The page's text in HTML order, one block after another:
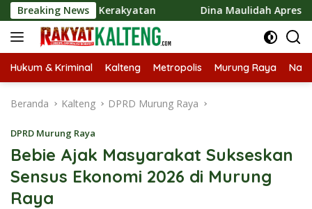
Langsung
ke
konten
Breaking News
Kerakyatan Dina Maulidah Apresiasi
Hukum & Kriminal Kalteng Metropolis Murung Raya
Beranda Kalteng DPRD Murung Raya
DPRD Murung Raya
Bebie Ajak Masyarakat Sukseskan
Sensus Ekonomi 2026 di Murung
Raya